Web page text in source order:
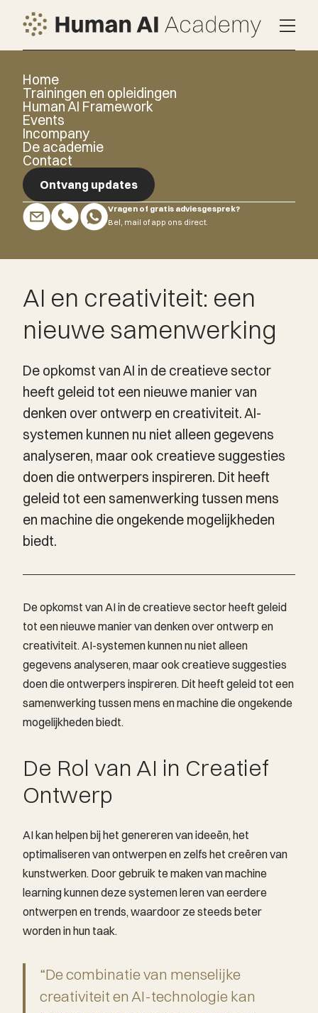
Home
Trainingen en opleidingen
Human AI Framework
Events
Incompany
De academie
Contact
Ontvang updates
Ontvang updates
Vragen of gratis adviesgesprek?
Bel, mail of app ons direct.
AI en creativiteit: een
nieuwe samenwerking
De opkomst van AI in de creatieve sector
heeft geleid tot een nieuwe manier van
denken over ontwerp en creativiteit. AI-
systemen kunnen nu niet alleen gegevens
analyseren, maar ook creatieve suggesties
doen die ontwerpers inspireren. Dit heeft
geleid tot een samenwerking tussen mens
en machine die ongekende mogelijkheden
biedt.
De opkomst van AI in de creatieve sector heeft geleid
tot een nieuwe manier van denken over ontwerp en
creativiteit. AI-systemen kunnen nu niet alleen
gegevens analyseren, maar ook creatieve suggesties
doen die ontwerpers inspireren. Dit heeft geleid tot een
samenwerking tussen mens en machine die ongekende
mogelijkheden biedt.
De Rol van AI in Creatief
Ontwerp
AI kan helpen bij het genereren van ideeën, het
optimaliseren van ontwerpen en zelfs het creëren van
kunstwerken. Door gebruik te maken van machine
learning kunnen deze systemen leren van eerdere
ontwerpen en trends, waardoor ze steeds beter
worden in hun taak.
“De combinatie van menselijke
creativiteit en AI-technologie kan